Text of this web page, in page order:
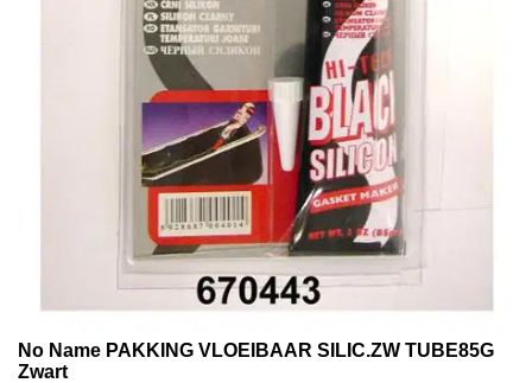
No Name PAKKING VLOEIBAAR SILIC.ZW TUBE85G
Zwart